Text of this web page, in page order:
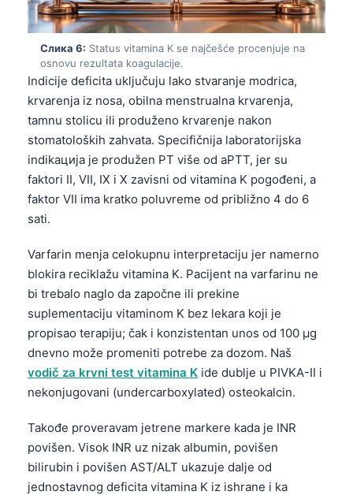
Слика 6: Status vitamina K se najčešće procenjuje na
osnovu rezultata koagulacije.
Indicije deficita uključuju lako stvaranje modrica,
krvarenja iz nosa, obilna menstrualna krvarenja,
tamnu stolicu ili produženo krvarenje nakon
stomatoloških zahvata. Specifičnija laboratorijska
indikaција je produžen PT više od aPTT, jer su
faktori II, VII, IX i X zavisni od vitamina K pogođeni, a
faktor VII ima kratko poluvreme od približno 4 do 6
sati.
Varfarin menja celokupnu interpretaciju jer namerno
blokira reciklažu vitamina K. Pacijent na varfarinu ne
bi trebalo naglo da započne ili prekine
suplementaciju vitaminom K bez lekara koji je
propisao terapiju; čak i konzistentan unos od 100 µg
dnevno može promeniti potrebe za dozom. Naš
vodič za krvni test vitamina K ide dublje u PIVKA-II i
nekonjugovani (undercarboxylated) osteokalcin.
Takođe proveravam jetrene markere kada je INR
povišen. Visok INR uz nizak albumin, povišen
bilirubin i povišen AST/ALT ukazuje dalje od
jednostavnog deficita vitamina K iz ishrane i ka
Türkçe
Română
简体中文
فارسی
Български
Dansk
Nederlands
हिन्दी
Bahasa Indonesia
Հայերեն
Svenska
Bosanski
Azərbaycan dili
Eesti
Čeština
Русский